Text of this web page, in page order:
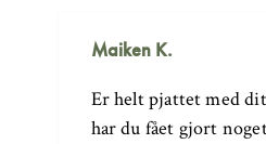
Maiken K.
Er helt pjattet med
har du fået gjort